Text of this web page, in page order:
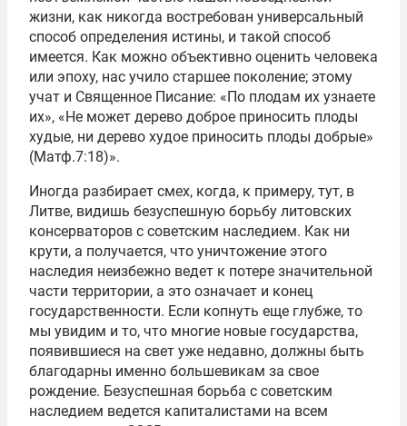
жизни, как никогда востребован универсальный
способ определения истины, и такой способ
имеется. Как можно объективно оценить человека
или эпоху, нас учило старшее поколение; этому
учат и Священное Писание: «По плодам их узнаете
их», «Не может дерево доброе приносить плоды
худые, ни дерево худое приносить плоды добрые»
(Матф.7:18)».
Иногда разбирает смех, когда, к примеру, тут, в
Литве, видишь безуспешную борьбу литовских
консерваторов с советским наследием. Как ни
крути, а получается, что уничтожение этого
наследия неизбежно ведет к потере значительной
части территории, а это означает и конец
государственности. Если копнуть еще глубже, то
мы увидим и то, что многие новые государства,
появившиеся на свет уже недавно, должны быть
благодарны именно большевикам за свое
рождение. Безуспешная борьба с советским
наследием ведется капиталистами на всем